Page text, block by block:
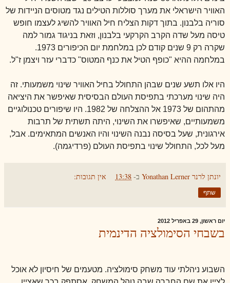
האוויר הישראלי את מערך סוללות הטילים נגד מטוסים הניידות של
סוריה בלבנון. בתוך דקות הצליח חיל האוויר להשיג לעצמו חופש
טיסה מעל שדה הקרב הקרקעי בלבנון, וזאת בניגוד גמור למה
שקרה רק 9 שנים קודם לכן במלחמת יום הכיפורים 1973.
במלחמה ההיא "כופף הטיל את כנף המטוס" כדברי עזר ויצמן ז"ל.
היו אלו תשע שנים שבהן התחולל בחיל האוויר שינוי משמעותי. זה
היה שינוי מערכתי בתפיסת העולם הבסיסית שאיפשר את היציאה
מהתהום של 1973 אל ההצלחה של 1982. היו שיפורים טכנולוגיים
משמעותיים, שאיפשרו את השינוי, היתה תשתית של תרבות
אירגונית, שעל בסיסה נבנה השינוי והיו האנשים המתאימים. אבל,
מעל לכל, התחולל שינוי בתפיסת העולם (פרדיגמה).
יונתן לרנר Yonathan Lerner ב- 13:38 אין תגובות:
שתף
יום ראשון, 29 באפריל 2012
בשבחי הסימולציה הדינמית
השבוע ניהלתי עוד משחק סימולציה. מטעמים של חיסיון לא אוכל